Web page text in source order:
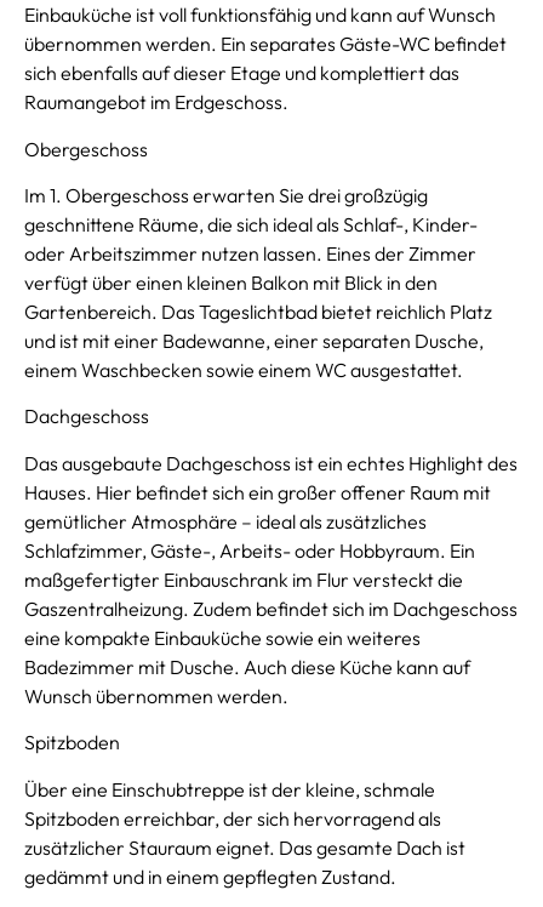
Einbauküche ist voll funktionsfähig und kann auf Wunsch
übernommen werden. Ein separates Gäste-WC befindet
sich ebenfalls auf dieser Etage und komplettiert das
Raumangebot im Erdgeschoss.
Obergeschoss
Im 1. Obergeschoss erwarten Sie drei großzügig
geschnittene Räume, die sich ideal als Schlaf-, Kinder-
oder Arbeitszimmer nutzen lassen. Eines der Zimmer
verfügt über einen kleinen Balkon mit Blick in den
Gartenbereich. Das Tageslichtbad bietet reichlich Platz
und ist mit einer Badewanne, einer separaten Dusche,
einem Waschbecken sowie einem WC ausgestattet.
Dachgeschoss
Das ausgebaute Dachgeschoss ist ein echtes Highlight des
Hauses. Hier befindet sich ein großer offener Raum mit
gemütlicher Atmosphäre – ideal als zusätzliches
Schlafzimmer, Gäste-, Arbeits- oder Hobbyraum. Ein
maßgefertigter Einbauschrank im Flur versteckt die
Gaszentralheizung. Zudem befindet sich im Dachgeschoss
eine kompakte Einbauküche sowie ein weiteres
Badezimmer mit Dusche. Auch diese Küche kann auf
Wunsch übernommen werden.
Spitzboden
Über eine Einschubtreppe ist der kleine, schmale
Spitzboden erreichbar, der sich hervorragend als
zusätzlicher Stauraum eignet. Das gesamte Dach ist
gedämmt und in einem gepflegten Zustand.